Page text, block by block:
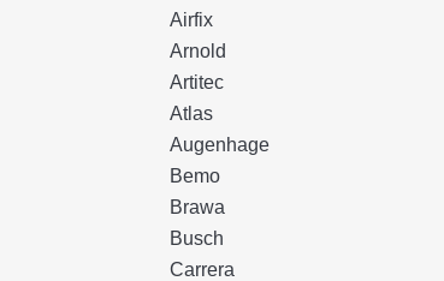
Airfix
Arnold
Artitec
Atlas
Augenhage
Bemo
Brawa
Busch
Carrera